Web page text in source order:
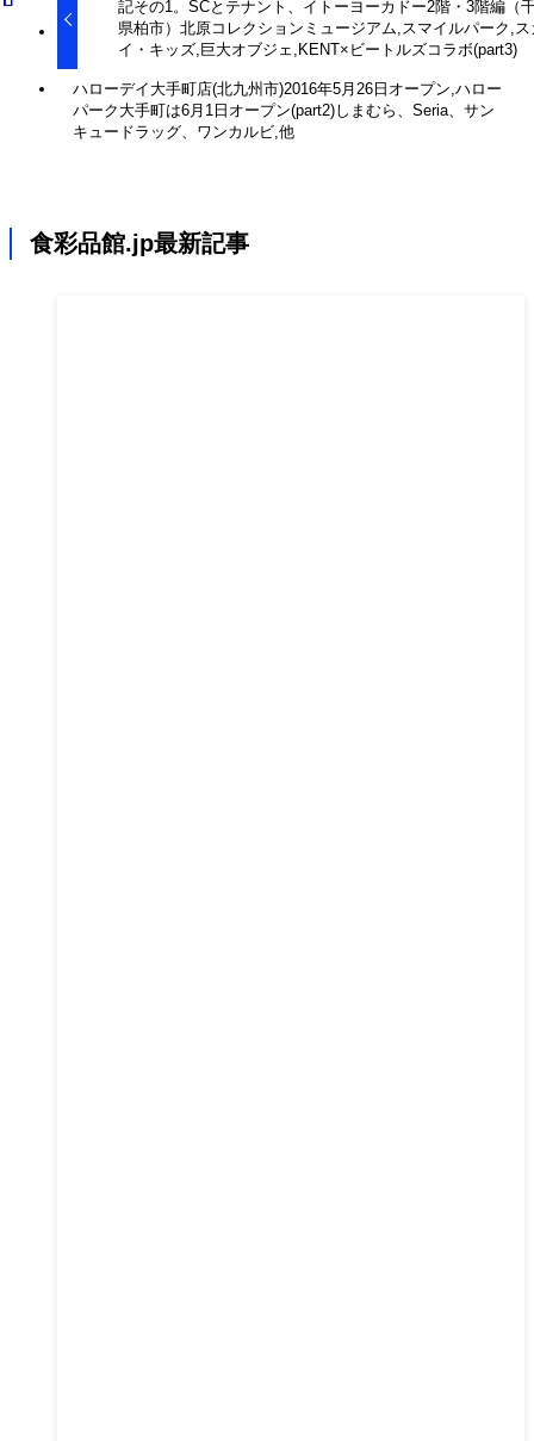
記その1。SCとテナント、イトーヨーカドー2階・3階編（
県柏市）北原コレクションミュージアム,スマイルパーク,ス
イ・キッズ,巨大オブジェ,KENT×ビートルズコラボ(part3)
ハローデイ大手町店(北九州市)2016年5月26日オープン,ハロー
パーク大手町は6月1日オープン(part2)しまむら、Seria、サン
キュードラッグ、ワンカルビ,他
食彩品館.jp最新記事